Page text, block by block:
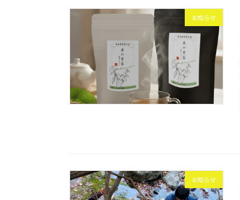
お知らせ
お知らせ